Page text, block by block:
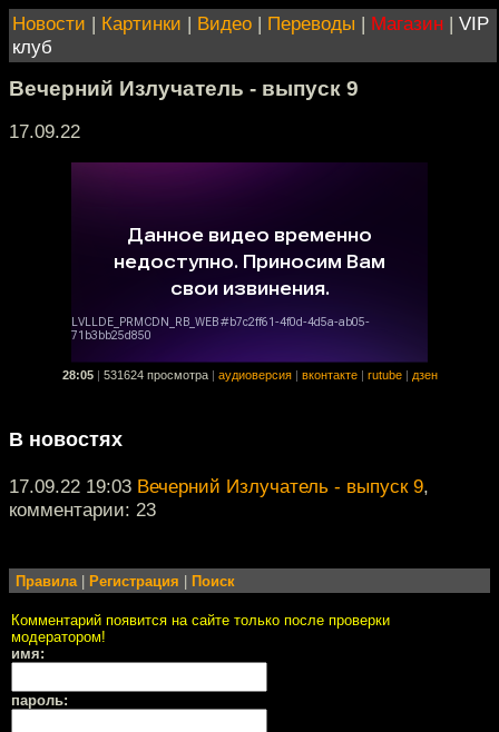
Новости | Картинки | Видео | Переводы | Магазин | VIP
клуб
Вечерний Излучатель - выпуск 9
17.09.22
28:05 531624 просмотра аудиоверсия вконтакте rutube дзен
В новостях
17.09.22 19:03 Вечерний Излучатель - выпуск 9,
комментарии: 23
Правила| Регистрация Поиск
Комментарий появится на сайте только после проверки
модератором!
имя:
пароль: